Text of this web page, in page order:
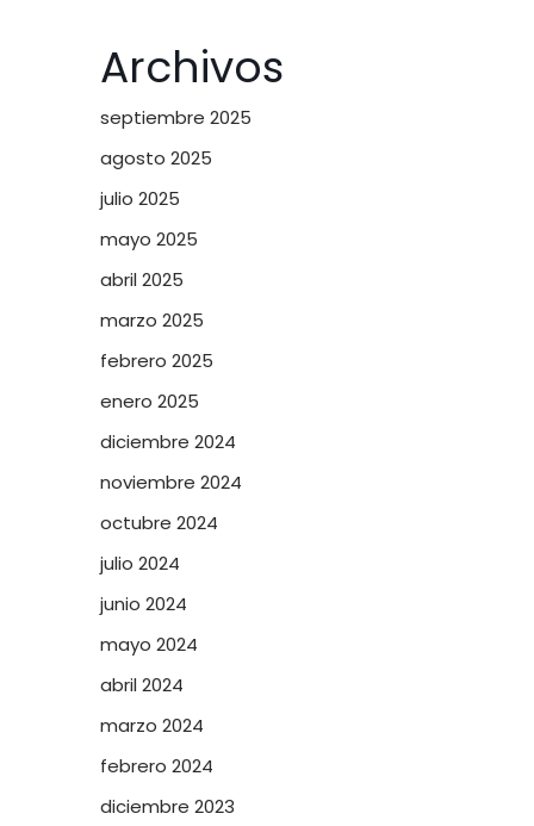
Archivos
septiembre 2025
agosto 2025
julio 2025
mayo 2025
abril 2025
marzo 2025
febrero 2025
enero 2025
diciembre 2024
noviembre 2024
octubre 2024
julio 2024
junio 2024
mayo 2024
abril 2024
marzo 2024
febrero 2024
diciembre 2023